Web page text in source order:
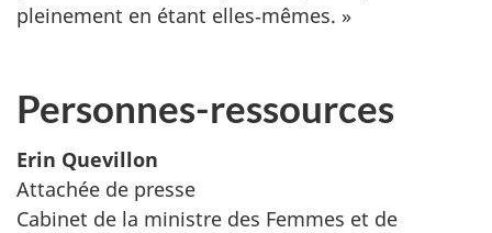
pleinement en étant elles‑mêmes. »
Personnes-ressources
Erin Quevillon
Attachée de presse
Cabinet de la ministre des Femmes et de